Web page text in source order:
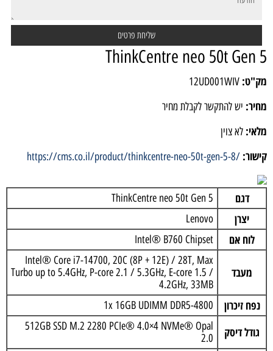
ThinkCentre neo 50t Gen 5
מק"ט: 12UD001WIV
מחיר: יש להתקשר לקבלת מחיר
מלאי: לא צוין
קישור: https://cms.co.il/product/thinkcentre-neo-50t-gen-5-8/
דגם ThinkCentre neo 50t Gen 5
יצרן Lenovo
לוח אם Intel® B760 Chipset
מעבד
Intel® Core i7-14700, 20C (8P + 12E) / 28T, Max
Turbo up to 5.4GHz, P-core 2.1 / 5.3GHz, E-core 1.5 /
4.2GHz, 33MB
נפח זיכרון 1x 16GB UDIMM DDR5-4800
גודל דיסק
512GB SSD M.2 2280 PCIe® 4.0×4 NVMe® Opal
2.0